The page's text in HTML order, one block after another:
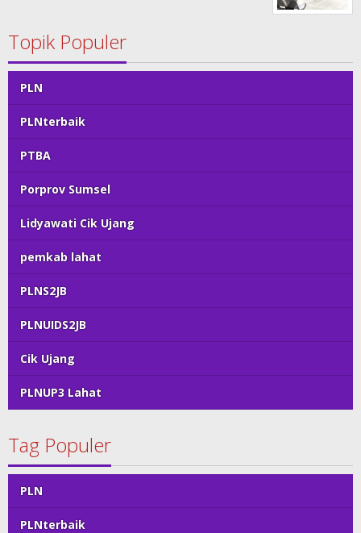
Topik Populer
PLN
PLNterbaik
PTBA
Porprov Sumsel
Lidyawati Cik Ujang
pemkab lahat
PLNS2JB
PLNUIDS2JB
Cik Ujang
PLNUP3 Lahat
Tag Populer
PLN
PLNterbaik